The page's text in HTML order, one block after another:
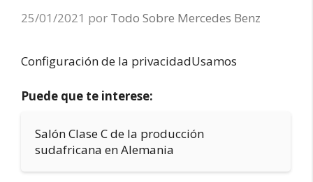
25/01/2021 por Todo Sobre Mercedes Benz
Configuración de la privacidadUsamos
Puede que te interese:
Salón Clase C de la producción
sudafricana en Alemania